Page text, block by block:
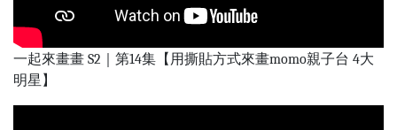
一起來畫畫 S2｜第14集【用撕貼方式來畫momo親子台 4大
明星】